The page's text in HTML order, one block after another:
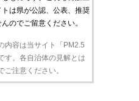
は県が公認、公表、推奨
のでご留意ください。
内容は当サイト「PM2.5
す。各自治体の見解とは
注意ください。